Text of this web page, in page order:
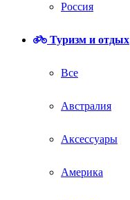
Россия
Туризм и отдых
Все
Австралия
Аксессуары
Америка